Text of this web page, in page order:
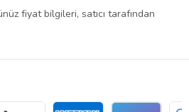
fiyat bilgileri, satıcı tarafından